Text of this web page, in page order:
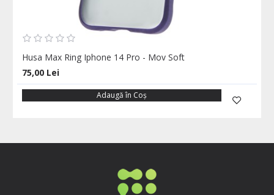
Husa Max Ring Iphone 14 Pro - Mov Soft
75,00 Lei
Adaugă în Coş